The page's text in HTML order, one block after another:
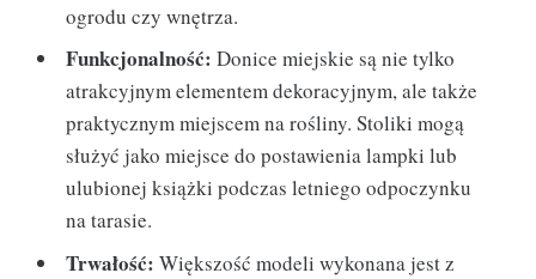
ogrodu czy wnętrza.
Funkcjonalność: Donice miejskie są nie tylko
atrakcyjnym elementem dekoracyjnym, ale także
praktycznym miejscem na rośliny. Stoliki mogą
służyć jako miejsce do postawienia lampki lub
ulubionej książki podczas letniego odpoczynku
na tarasie.
Trwałość: Większość modeli wykonana jest z